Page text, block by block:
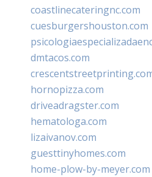
coastlinecateringnc.com
cuesburgershouston.com
dmtacos.com
hornopizza.com
driveadragster.com
hematologa.com
lizaivanov.com
guesttinyhomes.com
home-plow-by-meyer.com